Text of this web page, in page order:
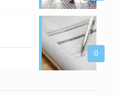
0